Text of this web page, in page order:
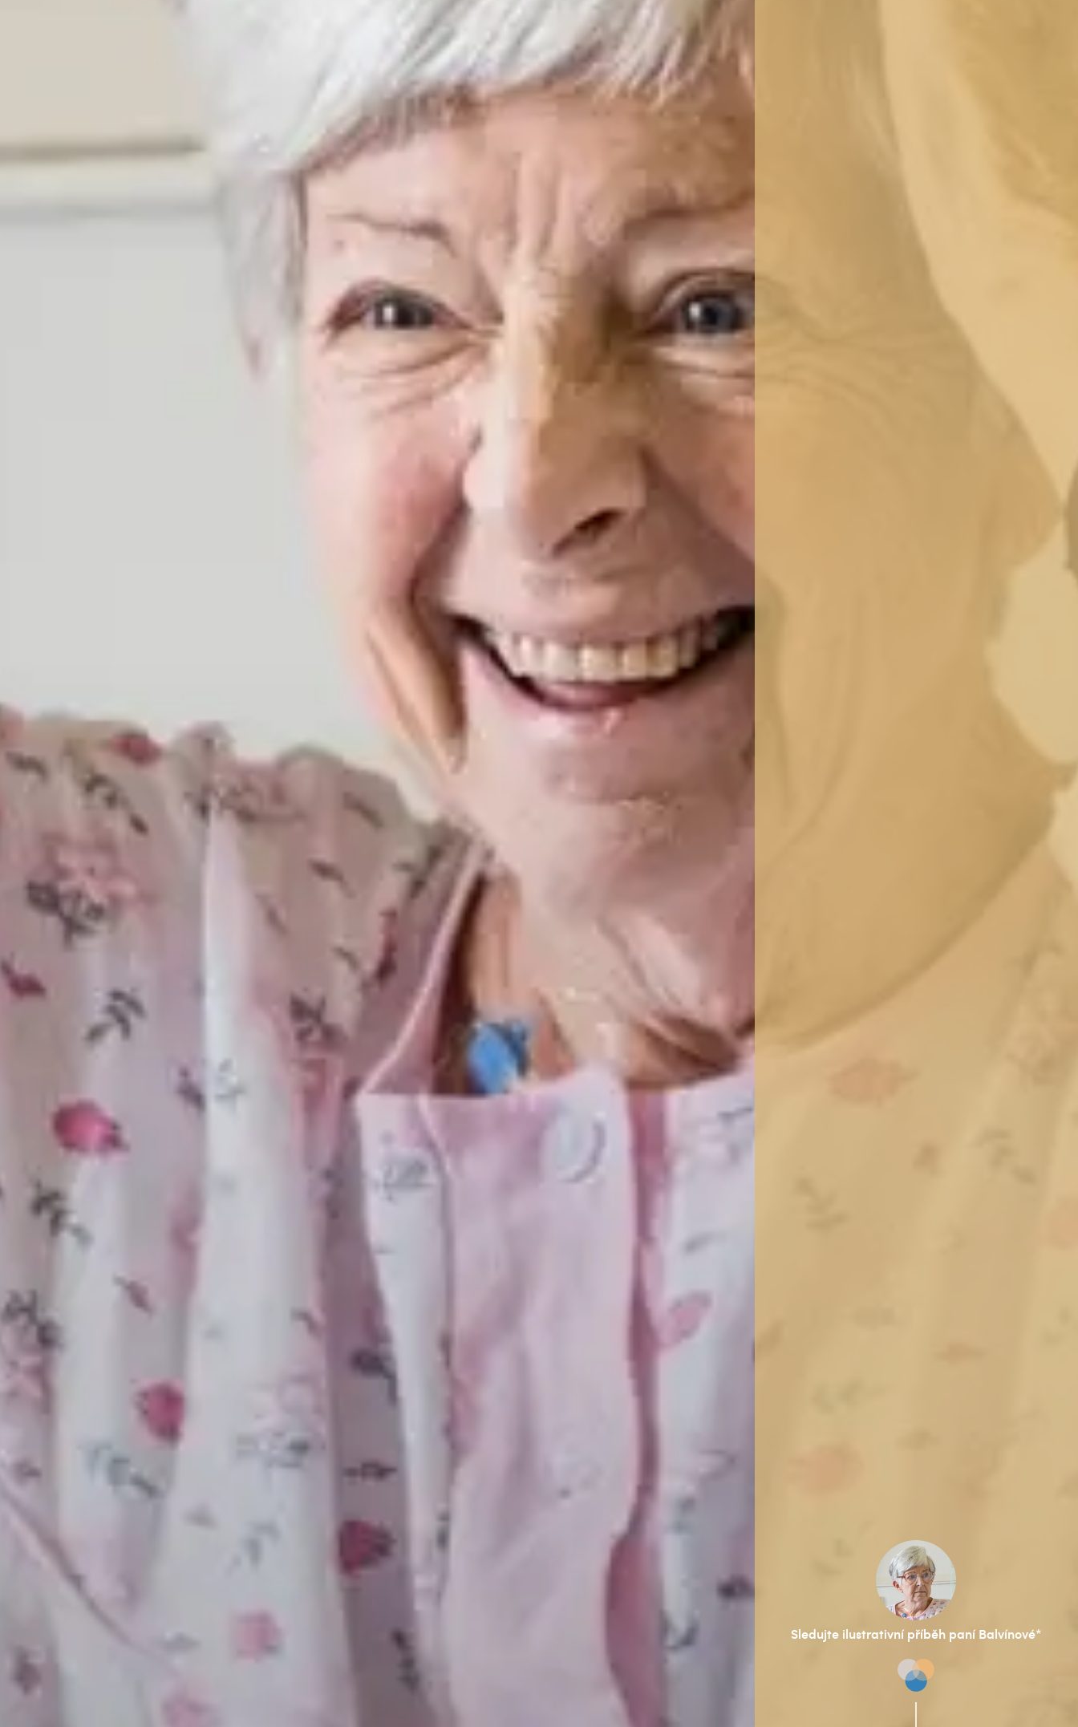
Sledujte ilustrativní příběh paní Balvínové*